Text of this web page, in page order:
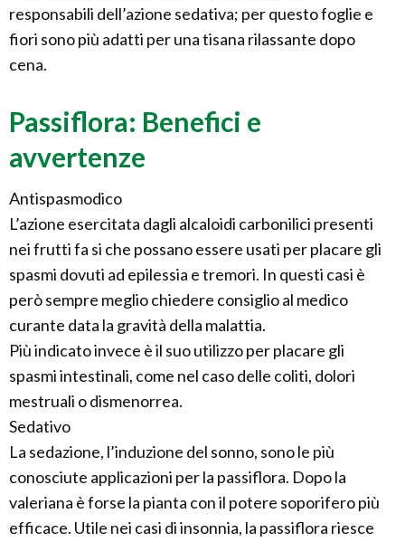
responsabili dell’azione sedativa; per questo foglie e
fiori sono più adatti per una tisana rilassante dopo
cena.
Passiflora: Benefici e
avvertenze
Antispasmodico
L’azione esercitata dagli alcaloidi carbonilici presenti
nei frutti fa si che possano essere usati per placare gli
spasmi dovuti ad epilessia e tremori. In questi casi è
però sempre meglio chiedere consiglio al medico
curante data la gravità della malattia.
Più indicato invece è il suo utilizzo per placare gli
spasmi intestinali, come nel caso delle coliti, dolori
mestruali o dismenorrea.
Sedativo
La sedazione, l’induzione del sonno, sono le più
conosciute applicazioni per la passiflora. Dopo la
valeriana è forse la pianta con il potere soporifero più
efficace. Utile nei casi di insonnia, la passiflora riesce